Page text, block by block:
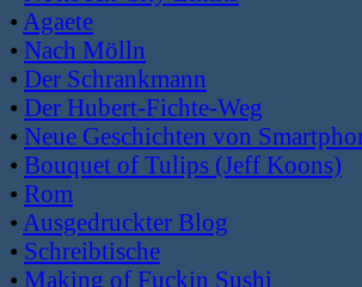
• Agaete
• Nach Mölln
• Der Schrankmann
• Der Hubert-Fichte-Weg
• Neue Geschichten von
• Bouquet of Tulips (Jeff Koons)
• Rom
• Ausgedruckter Blog
• Schreibtische
• Making of Fuckin Sushi